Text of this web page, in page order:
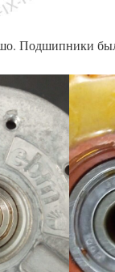
Подшипники